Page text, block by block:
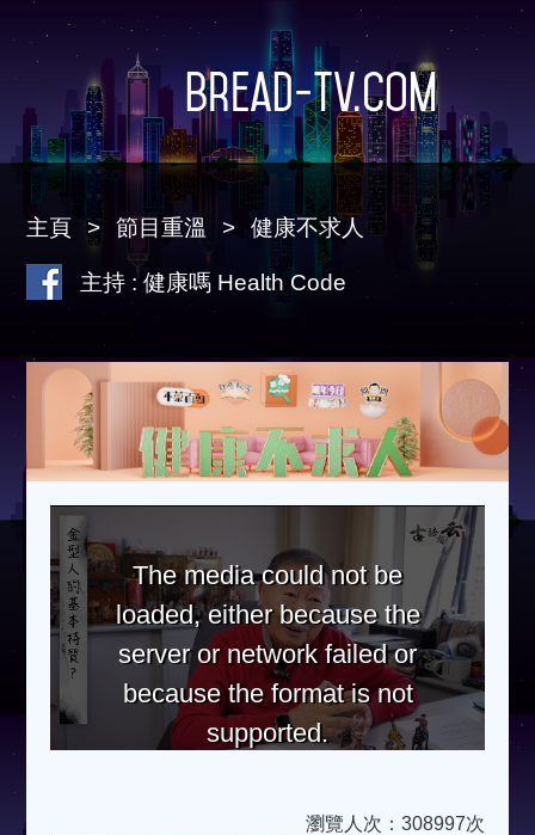
Bread-TV.com
主頁 節目重溫 健康不求人
主持 : 健康嗎 Health Code
The media could not be
loaded, either because the
server or network failed or
because the format is not
supported.
瀏覽人次：308997次